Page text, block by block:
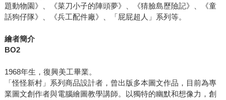
題動物園》、《菜刀小子的陣頭夢》、《猜臉島歷險記》、《童
話狗仔隊》、《兵工配件廠》、「屁屁超人」系列等。
繪者簡介
BO2
1968年生，復興美工畢業。
「怪怪新村」系列商品設計者，曾出版多本圖文作品，目前為專
業圖文創作者與電腦繪圖教學講師。以獨特的幽默和想像力，創